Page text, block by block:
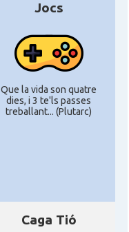
Jocs
Que la vida son quatre
dies, i 3 te'ls passes
treballant... (Plutarc)
Caga Tió